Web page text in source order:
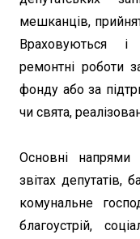
мешканців,
Враховуються і
ремонтні роботи
фонду або за
чи свята,
Основні напрями
звітах депутатів,
комунальне
благоустрій,